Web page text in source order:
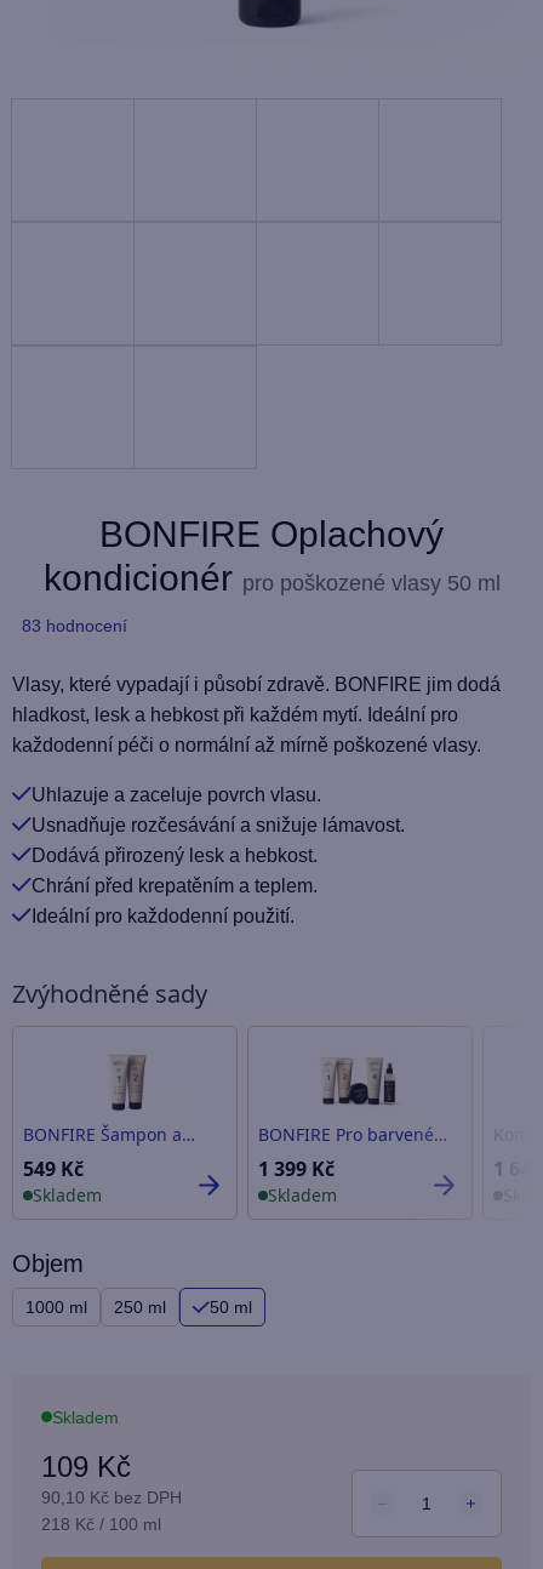
BONFIRE Oplachový
kondicionér pro poškozené vlasy50 ml
Průměrné
produktu
je
5,0
5
hvězdiček.
83 hodnocení
Vlasy, které vypadají i působí zdravě. BONFIRE jim dodá
hladkost, lesk a hebkost při každém mytí. Ideální pro
každodenní péči o normální až mírně poškozené vlasy.
Uhlazuje a zaceluje povrch vlasu.
Usnadňuje rozčesávání a snižuje lámavost.
Dodává přirozený lesk a hebkost.
Chrání před krepatěním a teplem.
Ideální pro každodenní použití.
Objem
1000 ml 250 ml 50 ml
109 Kč
90,10 Kč bez DPH
Měrná
218 Kč / 100 ml
Skladem